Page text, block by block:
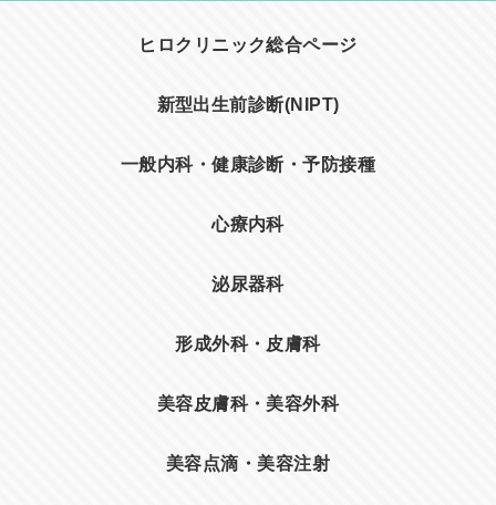
ヒロクリニック総合ページ
新型出生前診断(NIPT)
一般内科・健康診断・予防接種
心療内科
泌尿器科
形成外科・皮膚科
美容皮膚科・美容外科
美容点滴・美容注射